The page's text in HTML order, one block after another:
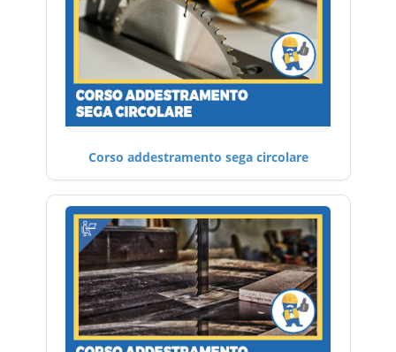
Corso addestramento sega circolare